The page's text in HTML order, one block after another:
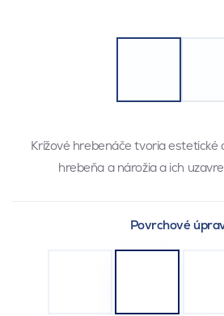
Krížové hrebenáče tvoria estetické
hrebeňa a nárožia a ich
Povrchové